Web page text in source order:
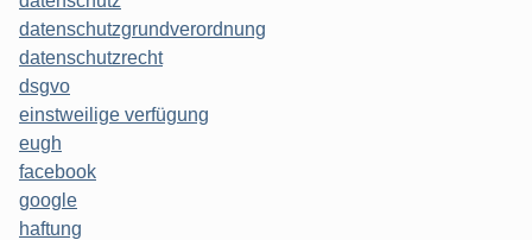
datenschutzgrundverordnung
datenschutzrecht
dsgvo
einstweilige verfügung
eugh
facebook
google
haftung